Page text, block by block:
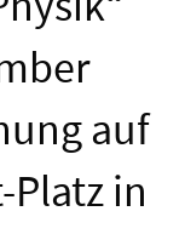
auf
Platz in